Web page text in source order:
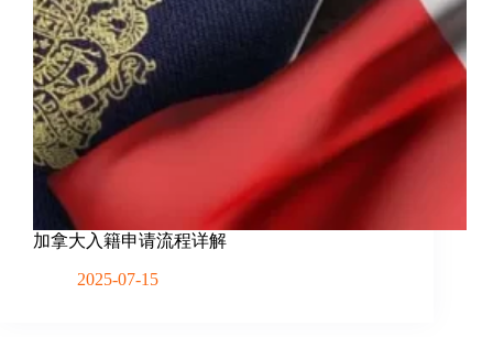
加拿大入籍申请流程详解
2025-07-15